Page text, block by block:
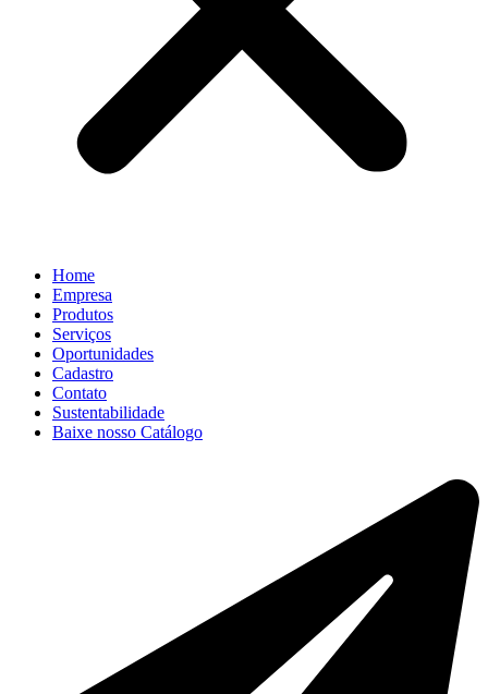
Home
Empresa
Produtos
Serviços
Oportunidades
Cadastro
Contato
Sustentabilidade
Baixe nosso Catálogo